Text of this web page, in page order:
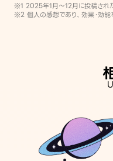
※1 2025年1月〜12月に投稿され
※2 個人の感想であり、効果・効